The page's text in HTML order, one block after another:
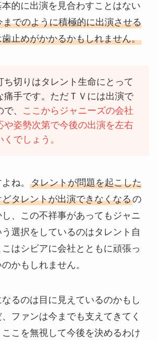
本的に出演を見合わすことはない
までのように積極的に出演させる
止めがかかるかもしれません。
ち切りはタレント生命にとって
痛手です。ただＴＶには出演で
、 ここからジャニーズの会社
や姿勢次第で今後の出演を左右
くでしょう。
ね。 タレントが問題を起こした
タレントが出演できなくなるの
、この不祥事があってもジャニ
選択をしているのはタレント自
はシビアに会社とともに頑張っ
かもしれません。
るのは目に見えているのかもし
ファンは今までも支えてきてく
こを無視して今後を決めるわけ